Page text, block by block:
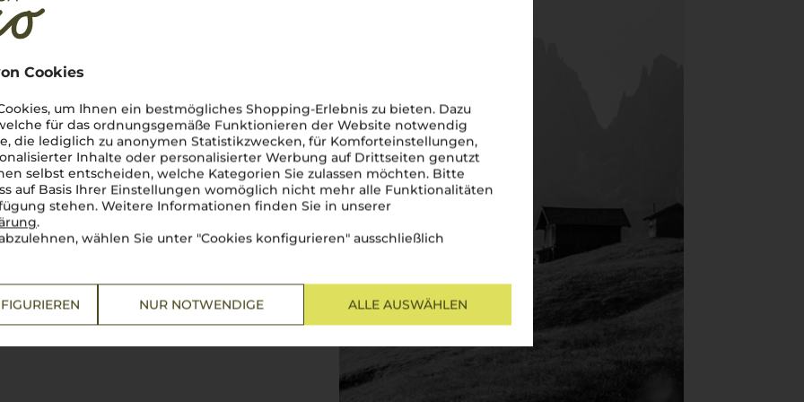
Cookies
um Ihnen ein bestmögliches Shopping-Erlebnis zu bieten. Dazu
für das ordnungsgemäße Funktionieren der Website notwendig
die lediglich zu anonymen Statistikzwecken, für Komforteinstellungen,
Inhalte oder personalisierter Werbung auf Drittseiten genutzt
selbst entscheiden, welche Kategorien Sie zulassen möchten. Bitte
auf Basis Ihrer Einstellungen womöglich nicht mehr alle Funktionalitäten
stehen. Weitere Informationen finden Sie in unserer
.
wählen Sie unter "Cookies konfigurieren" ausschließlich
NUR NOTWENDIGE ALLE AUSWÄHLEN
auf italienischen Charme
bilden. Zwischen
entstehen Weine, die die
erstklassige
Blancoder der
und unverwechselbar.
der perfekt zu den
Südtiroler Wein
Region.Salute a Südtirol!